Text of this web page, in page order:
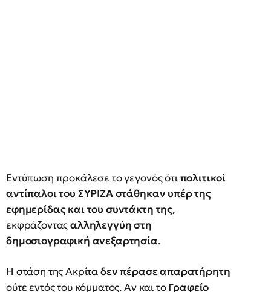
Εντύπωση προκάλεσε το γεγονός ότιπολιτικοί
αντίπαλοι του ΣΥΡΙΖΑ στάθηκαν υπέρ της
εφημερίδας και του συντάκτη της,
εκφράζονταςαλληλεγγύη στη
δημοσιογραφική ανεξαρτησία.
Η στάση της Ακρίταδεν πέρασε απαρατήρητη
ούτε εντός του κόμματος. Αν και τοΓραφείο